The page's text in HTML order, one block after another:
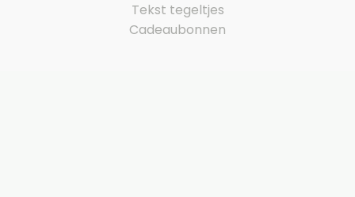
Tekst tegeltjes
Cadeaubonnen